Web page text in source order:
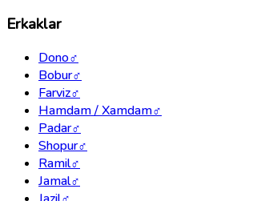
Erkaklar
Dono♂
Bobur♂
Farviz♂
Hamdam / Xamdam♂
Padar♂
Shopur♂
Ramil♂
Jamal♂